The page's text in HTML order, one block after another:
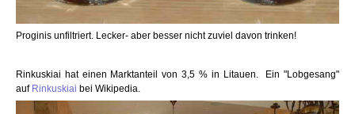
Proginis unfiltriert. Lecker- aber besser nicht zuviel davon trinken!
Rinkuskiai hat einen Marktanteil von 3,5 % in Litauen. Ein "Lobgesang"
auf Rinkuskiai bei Wikipedia.